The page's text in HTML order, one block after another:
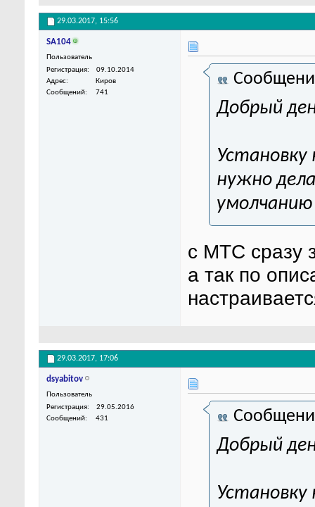
29.03.2017, 15:56
SA104
Пользователь
Регистрация
09.10.2014
Адрес
Киров
Сообщений
741
Добрый
Установку
нужно
умолчанию
с МТС сразу
а так по
29.03.2017, 17:06
dsyabitov
Пользователь
Регистрация
29.05.2016
Сообщений
431
Добрый
Установку